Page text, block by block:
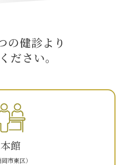
の健診より
ださい。
本館
岡市東区）